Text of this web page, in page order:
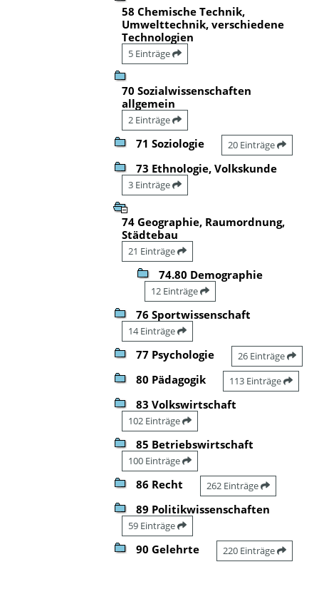
58 Chemische Technik,
Umwelttechnik, verschiedene
Technologien
5 Einträge
70 Sozialwissenschaften
allgemein
2 Einträge
71 Soziologie 20 Einträge
73 Ethnologie, Volkskunde
3 Einträge
74 Geographie, Raumordnung,
Städtebau
21 Einträge
74.80 Demographie
12 Einträge
76 Sportwissenschaft
14 Einträge
77 Psychologie 26 Einträge
80 Pädagogik 113 Einträge
83 Volkswirtschaft
102 Einträge
85 Betriebswirtschaft
100 Einträge
86 Recht 262 Einträge
89 Politikwissenschaften
59 Einträge
90 Gelehrte 220 Einträge